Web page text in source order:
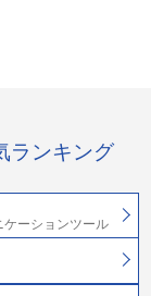
ランキング
ーションツール